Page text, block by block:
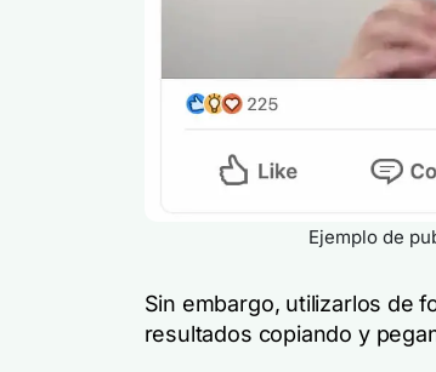
Ejemplo de
Sin embargo, utilizarlos de
resultados copiando y